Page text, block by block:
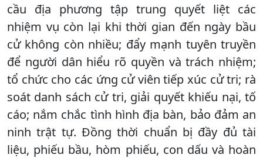
cầu địa phương tập trung quyết liệt các
nhiệm vụ còn lại khi thời gian đến ngày bầu
cử không còn nhiều; đẩy mạnh tuyên truyền
để người dân hiểu rõ quyền và trách nhiệm;
tổ chức cho các ứng cử viên tiếp xúc cử tri; rà
soát danh sách cử tri, giải quyết khiếu nại, tố
cáo; nắm chắc tình hình địa bàn, bảo đảm an
ninh trật tự. Đồng thời chuẩn bị đầy đủ tài
liệu, phiếu bầu, hòm phiếu, con dấu và hoàn